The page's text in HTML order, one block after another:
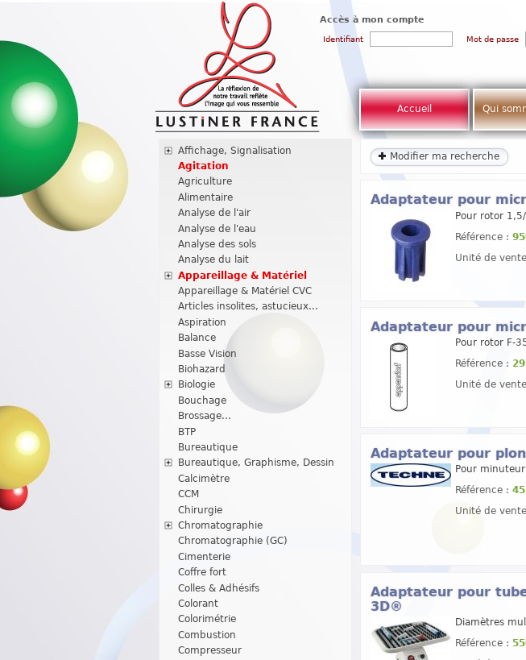
Accès à mon compte
Identifiant Mot de passe
Accueil Qui
Affichage, Signalisation
Agitation
Agriculture
Alimentaire
Analyse de l'air
Analyse de l'eau
Analyse des sols
Analyse du lait
Appareillage & Matériel
Appareillage & Matériel CVC
Articles insolites, astucieux...
Aspiration
Balance
Basse Vision
Biohazard
Biologie
Bouchage
Brossage...
BTP
Bureautique
Bureautique, Graphisme, Dessin
Calcimètre
CCM
Chirurgie
Chromatographie
Chromatographie (GC)
Cimenterie
Coffre fort
Colles & Adhésifs
Colorant
Colorimétrie
Combustion
Compresseur
Modifier ma recherche
Adaptateur pour
Pour rotor
Référence :
Unité de
Adaptateur pour
Pour rotor F-
Référence :
Unité de
Adaptateur pour
Pour
Référence :
Unité de
Adaptateur pour
3D®
Diamètres
Référence :